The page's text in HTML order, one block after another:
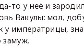
то у неё и
Вакулы: мол,
у императрицы,
замуж.